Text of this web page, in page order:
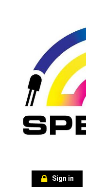
Sign in